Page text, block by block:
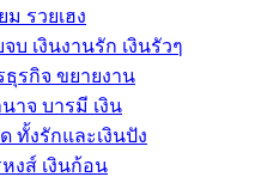
ม รวยเฮง
บ เงินงานรัก เงินรัวๆ
ธุรกิจ ขยายงาน
นาจ บารมี เงิน
ทั้งรักและเงินปัง
หงส์ เงินก้อน